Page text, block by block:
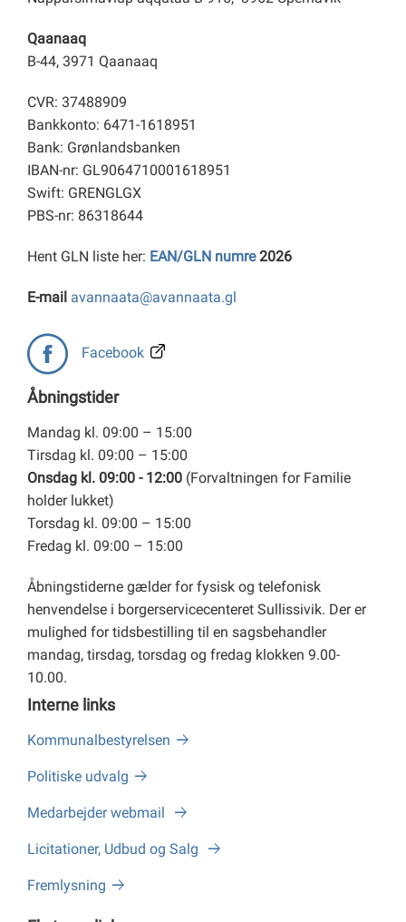
Qaanaaq
B-44, 3971 Qaanaaq
CVR: 37488909
Bankkonto: 6471-1618951
Bank: Grønlandsbanken
IBAN-nr: GL9064710001618951
Swift: GRENGLGX
PBS-nr: 86318644
Hent GLN liste her: EAN/GLN numre2026
E-mail avannaata@avannaata.gl
Facebook
Åbningstider
Mandag kl. 09:00 – 15:00
Tirsdag kl. 09:00 – 15:00
Onsdag kl. 09:00 - 12:00 (Forvaltningen for Familie
holder lukket)
Torsdag kl. 09:00 – 15:00
Fredag kl. 09:00 – 15:00
Åbningstiderne gælder for fysisk og telefonisk
henvendelse i borgerservicecenteret Sullissivik. Der er
mulighed for tidsbestilling til en sagsbehandler
mandag, tirsdag, torsdag og fredag klokken 9.00-
10.00.
Interne links
Kommunalbestyrelsen
Politiske udvalg
Medarbejder webmail
Licitationer, Udbud og Salg
Fremlysning